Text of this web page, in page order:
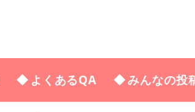
よくあるQA みんなの投